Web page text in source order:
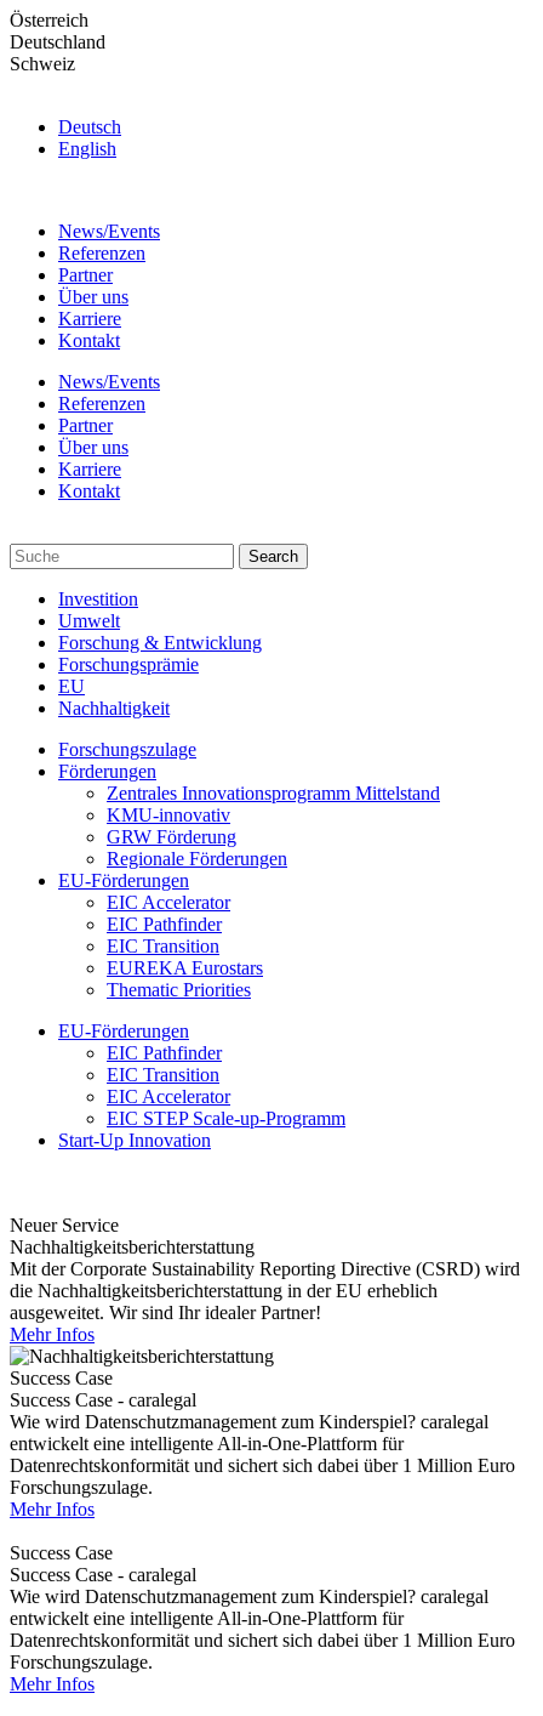
Skip
to
the
Österreich
Deutschland
Schweiz
Deutsch
English
News/Events
Referenzen
Partner
Über uns
Karriere
Kontakt
News/Events
Referenzen
Partner
Über uns
Karriere
Kontakt
Investition
Umwelt
Forschung & Entwicklung
Forschungsprämie
EU
Nachhaltigkeit
Forschungszulage
Förderungen
Zentrales Innovationsprogramm Mittelstand
KMU-innovativ
GRW Förderung
Regionale Förderungen
EU-Förderungen
EIC Accelerator
EIC Pathfinder
EIC Transition
EUREKA Eurostars
Thematic Priorities
EU-Förderungen
EIC Pathfinder
EIC Transition
EIC Accelerator
EIC STEP Scale-up-Programm
Start-Up Innovation
Neuer Service
Nachhaltigkeitsberichterstattung
Mit der Corporate Sustainability Reporting Directive (CSRD) wird
die Nachhaltigkeitsberichterstattung in der EU erheblich
ausgeweitet. Wir sind Ihr idealer Partner!
Mehr Infos
Success Case
Success Case - caralegal
Wie wird Datenschutzmanagement zum Kinderspiel? caralegal
entwickelt eine intelligente All-in-One-Plattform für
Datenrechtskonformität und sichert sich dabei über 1 Million Euro
Forschungszulage.
Mehr Infos
Success Case
Success Case - caralegal
Wie wird Datenschutzmanagement zum Kinderspiel? caralegal
entwickelt eine intelligente All-in-One-Plattform für
Datenrechtskonformität und sichert sich dabei über 1 Million Euro
Forschungszulage.
Mehr Infos